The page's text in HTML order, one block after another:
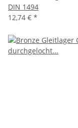
DIN 1494
12,74 € *